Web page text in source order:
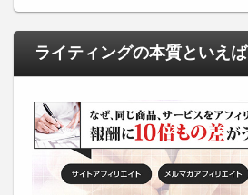
ライティングの本質といえば